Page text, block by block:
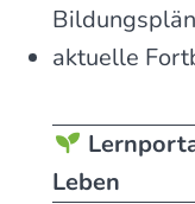
aktuelle
Leben